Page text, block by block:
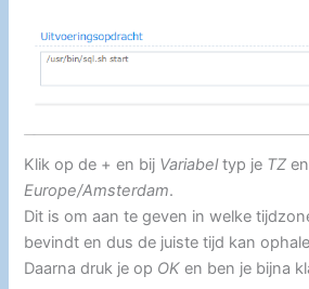
Klik op de + en bij Variabeltyp je TZ
Europe/Amsterdam.
Dit is om aan te geven in welke
bevindt en dus de juiste tijd kan
Daarna druk je op OK en ben je bijna